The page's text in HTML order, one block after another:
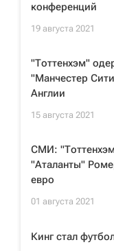
конференций
19 августа 2021
"Тоттенхэм"
"Манчестер
Англии
15 августа 2021
СМИ:
"Аталанты"
евро
01 августа 2021
Кинг стал